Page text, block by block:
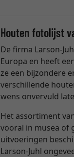
Houten fotolijst
De firma Larson-
Europa en heeft
ze een bijzondere
verschillende
wens onvervuld
Het assortiment
vooral in musea of
uitvoeringen
Larson-Juhl